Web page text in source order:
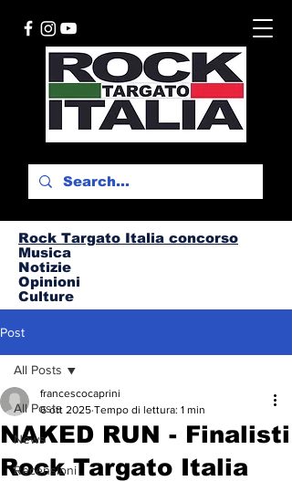
Rock Targato Italia concorso
Musica
Notizie
Opinioni
Culture
Post
All Posts
News
Recensioni
All Posts
NAKED RUN - Finalisti
Rock Targato Italia
francescocaprini
6 ott 2025 Tempo di lettura: 1 min